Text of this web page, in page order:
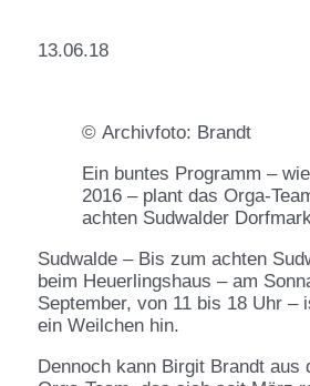
13.06.18
© Archivfoto: Brandt
Ein buntes Programm –
2016 – plant das Orga-
achten Sudwalder
Sudwalde – Bis zum achten
beim Heuerlingshaus – am
September, von 11 bis 18 Uhr –
ein Weilchen hin.
Dennoch kann Birgit Brandt aus